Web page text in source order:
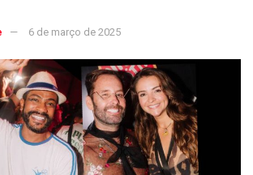
6 de março de 2025